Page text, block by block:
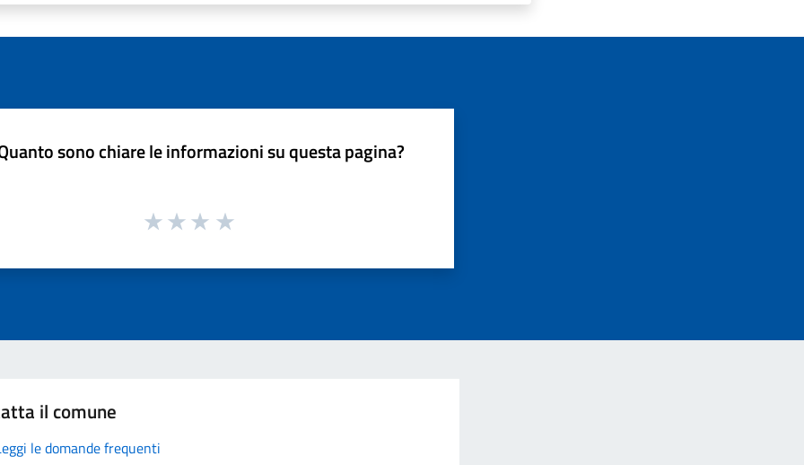
sono chiare le informazioni su questa pagina?
il comune
le domande frequenti